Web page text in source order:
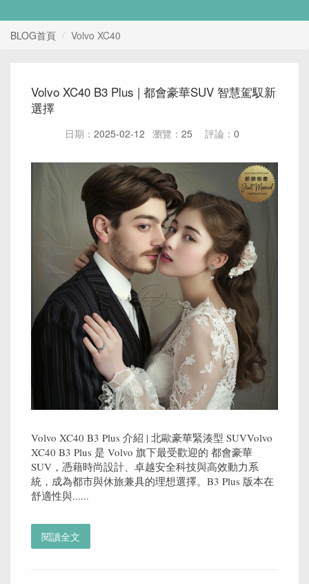
BLOG首頁 Volvo XC40
Volvo XC40 B3 Plus | 都會豪華SUV 智慧駕馭新
選擇
日期： 2025-02-12 瀏覽： 25 評論： 0
Volvo XC40 B3 Plus 介紹 | 北歐豪華緊湊型 SUVVolvo
XC40 B3 Plus 是 Volvo 旗下最受歡迎的 都會豪華
SUV，憑藉時尚設計、卓越安全科技與高效動力系
統，成為都市與休旅兼具的理想選擇。B3 Plus 版本在
舒適性與......
閱讀全文